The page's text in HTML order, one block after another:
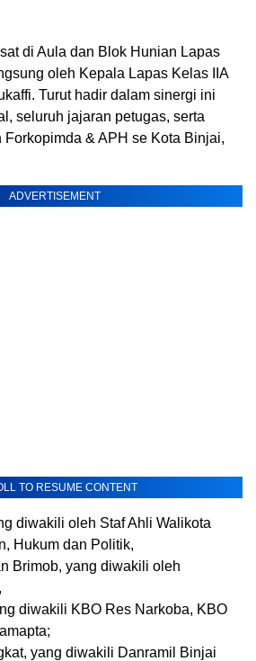
di Aula dan Blok Hunian Lapas
oleh Kepala Lapas Kelas IIA
Turut hadir dalam sinergi ini
seluruh jajaran petugas, serta
& APH se Kota Binjai,
ADVERTISEMENT
TO RESUME CONTENT
diwakili oleh Staf Ahli Walikota
Hukum dan Politik,
Brimob, yang diwakili oleh
diwakili KBO Res Narkoba, KBO
yang diwakili Danramil Binjai